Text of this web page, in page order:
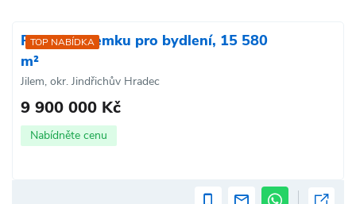
TOP NABÍDKA
Prodej pozemku pro bydlení, 15 580
m²
Jilem, okr. Jindřichův Hradec
9 900 000 Kč
Nabídněte cenu